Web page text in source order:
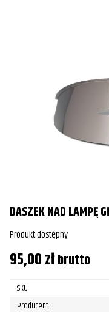
DASZEK NAD LAMPĘ
Produkt dostępny
95,00złbrutto
SKU:
Producent: